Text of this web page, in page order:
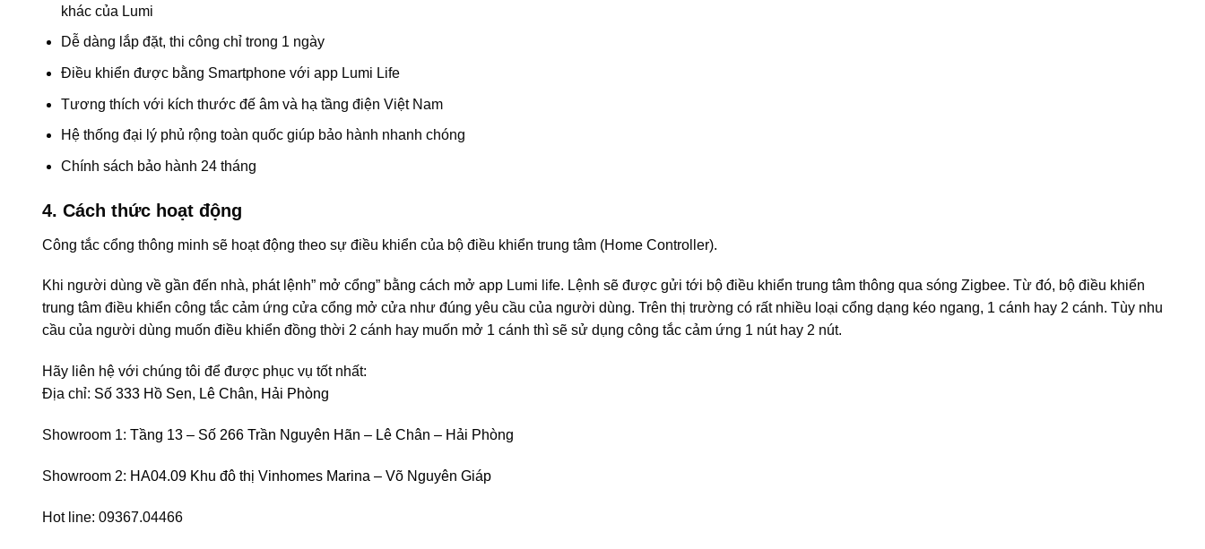
khác của Lumi
Dễ dàng lắp đặt, thi công chỉ trong 1 ngày
Điều khiển được bằng Smartphone với app Lumi Life
Tương thích với kích thước đế âm và hạ tầng điện Việt Nam
Hệ thống đại lý phủ rộng toàn quốc giúp bảo hành nhanh chóng
Chính sách bảo hành 24 tháng
4. Cách thức hoạt động
Công tắc cổng thông minh sẽ hoạt động theo sự điều khiển của bộ điều khiển trung tâm (Home Controller).
Khi người dùng về gần đến nhà, phát lệnh” mở cổng” bằng cách mở app Lumi life. Lệnh sẽ được gửi tới bộ điều khiển trung tâm thông qua sóng Zigbee. Từ đó, bộ điều khiển
trung tâm điều khiển công tắc cảm ứng cửa cổng mở cửa như đúng yêu cầu của người dùng. Trên thị trường có rất nhiều loại cổng dạng kéo ngang, 1 cánh hay 2 cánh. Tùy nhu
cầu của người dùng muốn điều khiển đồng thời 2 cánh hay muốn mở 1 cánh thì sẽ sử dụng công tắc cảm ứng 1 nút hay 2 nút.
Hãy liên hệ với chúng tôi để được phục vụ tốt nhất:
Địa chỉ: Số 333 Hồ Sen, Lê Chân, Hải Phòng
Showroom 1: Tầng 13 – Số 266 Trần Nguyên Hãn – Lê Chân – Hải Phòng
Showroom 2: HA04.09 Khu đô thị Vinhomes Marina – Võ Nguyên Giáp
Hot line: 09367.04466